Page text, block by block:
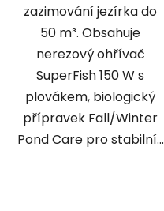
zazimování jezírka do
50 m³. Obsahuje
nerezový ohřívač
SuperFish 150 W s
plovákem, biologický
přípravek Fall/Winter
Pond Care pro stabilní...